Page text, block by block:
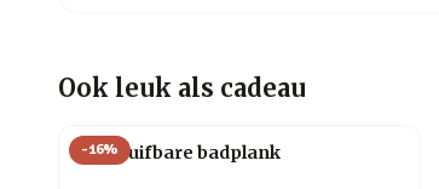
Ook leuk als cadeau
-16%
Uitschuifbare badplank